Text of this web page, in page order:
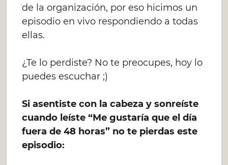
de la organización, por eso hicimos un
episodio en vivo respondiendo a todas
ellas.
¿Te lo perdiste? No te preocupes, hoy lo
puedes escuchar ;)
Si asentiste con la cabeza y sonreíste
cuando leíste “Me gustaría que el día
fuera de 48 horas” no te pierdas este
episodio: